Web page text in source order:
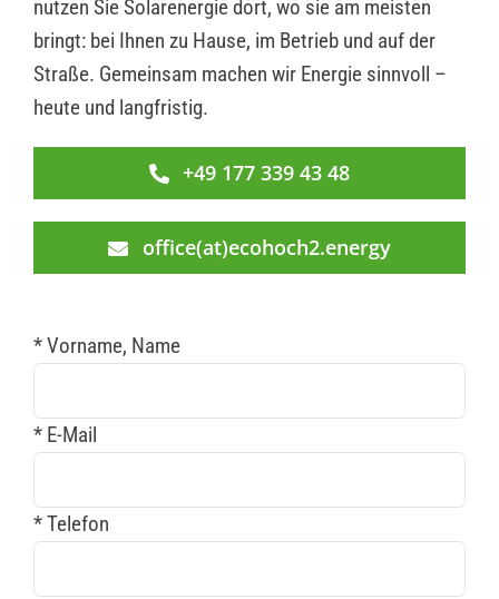
nutzen Sie Solarenergie dort, wo sie am meisten
bringt: bei Ihnen zu Hause, im Betrieb und auf der
Straße. Gemeinsam machen wir Energie sinnvoll –
heute und langfristig.
+49 177 339 43 48
office(at)ecohoch2.energy
* Vorname, Name
* E-Mail
* Telefon